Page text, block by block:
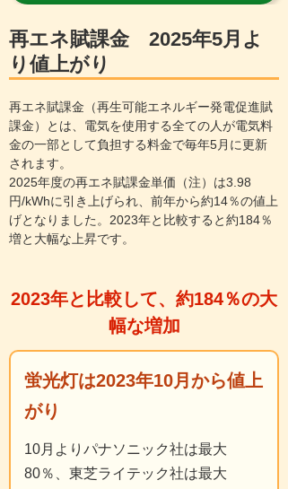
再エネ賦課金 2025年5月よ
り値上がり
再エネ賦課金（再生可能エネルギー発電促進賦
課金）とは、電気を使用する全ての人が電気料
金の一部として負担する料金で毎年5月に更新
されます。
2025年度の再エネ賦課金単価（注）は3.98
円/kWhに引き上げられ、前年から約14％の値上
げとなりました。2023年と比較すると約184％
増と大幅な上昇です。
2023年と比較して、約184％の大
幅な増加
蛍光灯は2023年10月から値上
がり
10月よりパナソニック社は最大
80％、東芝ライテック社は最大